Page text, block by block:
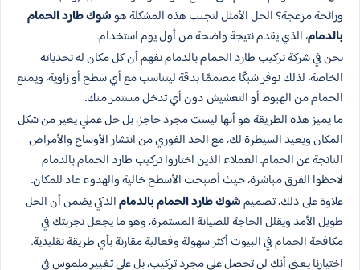
ورائحة مزعجة؟ الحل الأمثل لتجنب هذه المشكلة هوشوك طارد الحمام
بالدمام، الذي يقدم نتيجة واضحة من أول يوم استخدام.
نحن في شركة تركيب طارد الحمام بالدمام نفهم أن كل مكان له تحدياته
الخاصة، لذلك نوفر شبكًا مصممًا بدقة ليتناسب مع أي سطح أو زاوية، ويمنع
الحمام من الهبوط أو التعشيش دون أي تدخل مستمر منك.
ما يميز هذه الطريقة هو أنها ليست مجرد حاجز، بل حل عملي يغير من شكل
المكان ويعيد السيطرة لك، مع الحد الفوري من انتشار الأوساخ والأمراض
الناتجة عن الحمام. العملاء الذين اختاروا تركيب طارد الحمام بالدمام
لاحظوا الفرق مباشرة، حيث أصبحت الأسطح خالية والهدوء عاد للمكان.
علاوة على ذلك، تصميمشوك طارد الحمام بالدمامالذكي يضمن أن الحل
طويل الأمد ويقلل الحاجة للصيانة المستمرة، وهو ما يجعل تجربتك في
مكافحة الحمام في البيوت أكثر سهولة وفعالية مقارنة بأي طريقة تقليدية.
اختيارنا يعني أنك لن تحصل على مجرد تركيب، بل على تغيير ملموس في